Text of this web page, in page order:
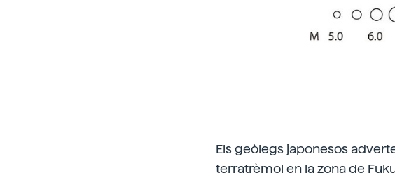
Els geòlegs japonesos
terratrèmol en la zona de